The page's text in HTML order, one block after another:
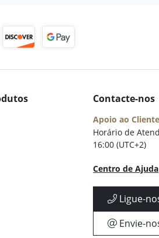
Contacte-nos
Apoio ao Cliente
Horário de
16:00 (UTC+2)
Centro de Ajuda
Ligue-
Envie-